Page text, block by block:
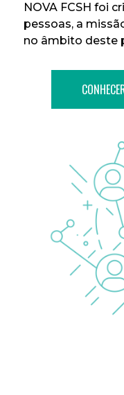
NOVA FCSH foi
pessoas, a
no âmbito deste